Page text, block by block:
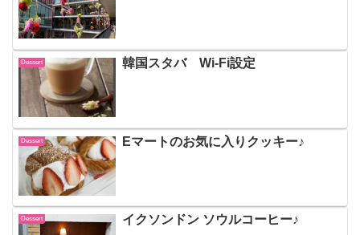
Dessert 韓国スタバ Wi-Fi設定
Dessert Eマートのお気に入りクッキー♪
Dessert イクソンドン ソウルコーヒー♪